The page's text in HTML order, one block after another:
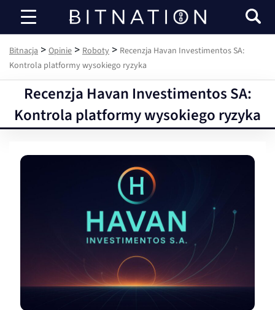
Bitnacja
Bitnacja > Opinie > Roboty > Recenzja Havan Investimentos SA:
Kontrola platformy wysokiego ryzyka
Recenzja Havan Investimentos SA:
Kontrola platformy wysokiego ryzyka